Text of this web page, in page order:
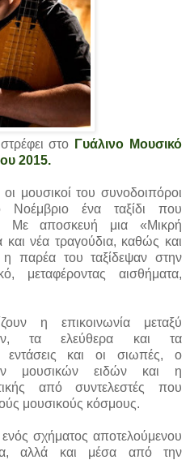
στο Γυάλινο Μουσικό
2015.
οι μουσικοί του συνοδοιπόροι
Νοέμβριο ένα ταξίδι που
Με αποσκευή μια «Μικρή
νέα τραγούδια, καθώς και
η παρέα του ταξίδεψαν στην
μεταφέροντας αισθήματα,
η επικοινωνία μεταξύ
τα ελεύθερα και τα
εντάσεις και οι σιωπές, ο
μουσικών ειδών και η
από συντελεστές που
μουσικούς κόσμους.
σχήματος αποτελούμενου
αλλά και μέσα από την